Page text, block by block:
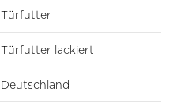
Türfutter
Türfutter lackiert
Deutschland